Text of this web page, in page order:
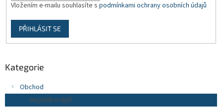
Vložením e-mailu souhlasíte s podmínkami ochrany osobních údajů
PŘIHLÁSIT SE
Kategorie
Obchod
Nejoblíbenější